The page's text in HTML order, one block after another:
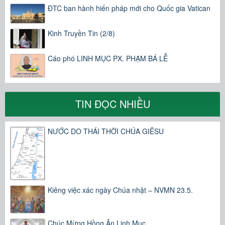
ĐTC ban hành hiến pháp mới cho Quốc gia Vatican
Kinh Truyền Tin (2/8)
Cáo phó LINH MỤC PX. PHẠM BÁ LỄ
TIN ĐỌC NHIỀU
NƯỚC DO THÁI THỜI CHÚA GIÊSU
Kiêng việc xác ngày Chúa nhật – NVMN 23.5.